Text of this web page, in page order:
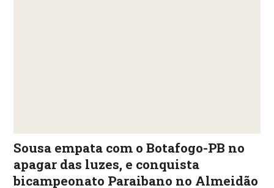
Sousa empata com o Botafogo-PB no
apagar das luzes, e conquista
bicampeonato Paraibano no Almeidão